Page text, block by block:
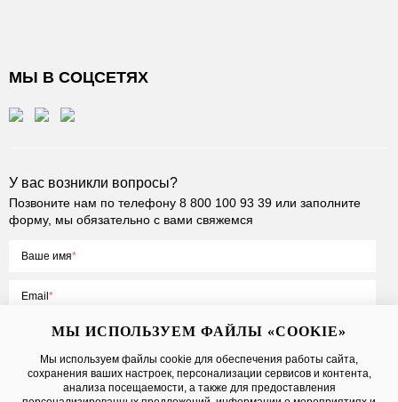
МЫ В СОЦСЕТЯХ
У вас возникли вопросы?
Позвоните нам по телефону 8 800 100 93 39 или заполните
форму, мы обязательно с вами свяжемся
Ваше имя
Email
Нажимая на кнопку «Отправить», вы принимаете условияПубличной
оферты, даетесогласие на обработку персональных данных
МЫ ИСПОЛЬЗУЕМ ФАЙЛЫ «COOKIE»
Мы используем файлы cookie для обеспечения работы сайта,
сохранения ваших настроек, персонализации сервисов и контента,
анализа посещаемости, а также для предоставления